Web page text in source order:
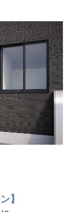
】